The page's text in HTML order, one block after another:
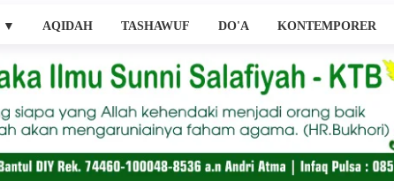
▼ AQIDAH TASHAWUF DO'A KONTEMPORER